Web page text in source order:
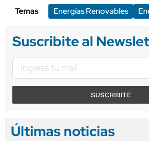
Temas
Energías Renovables
Suscribite al
SUSCRIBITE
Últimas noticias